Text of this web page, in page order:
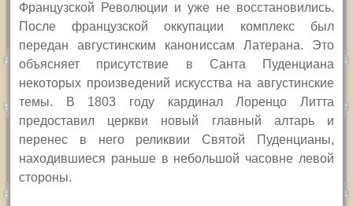
Французской Революции и уже не восстановились.
После французской оккупации комплекс был
передан августинским канониссам Латерана. Это
объясняет присутствие в Санта Пуденциана
некоторых произведений искусства на августинские
темы. В 1803 году кардинал Лоренцо Литта
предоставил церкви новый главный алтарь и
перенес в него реликвии Святой Пуденцианы,
находившиеся раньше в небольшой часовне левой
стороны.